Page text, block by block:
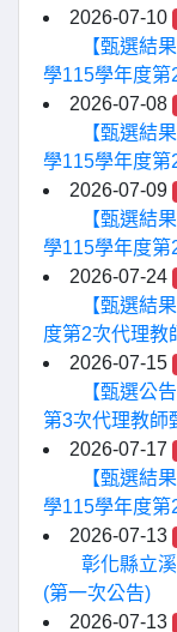
2026-07-10
【甄選結
學115學年度第
2026-07-08
【甄選結
學115學年度第
2026-07-09
【甄選結
學115學年度第
2026-07-24
【甄選結
度第2次代理教
2026-07-15
【甄選公
第3次代理教師
2026-07-17
【甄選結
學115學年度第
2026-07-13
彰化縣立
(第一次公告)
2026-07-13